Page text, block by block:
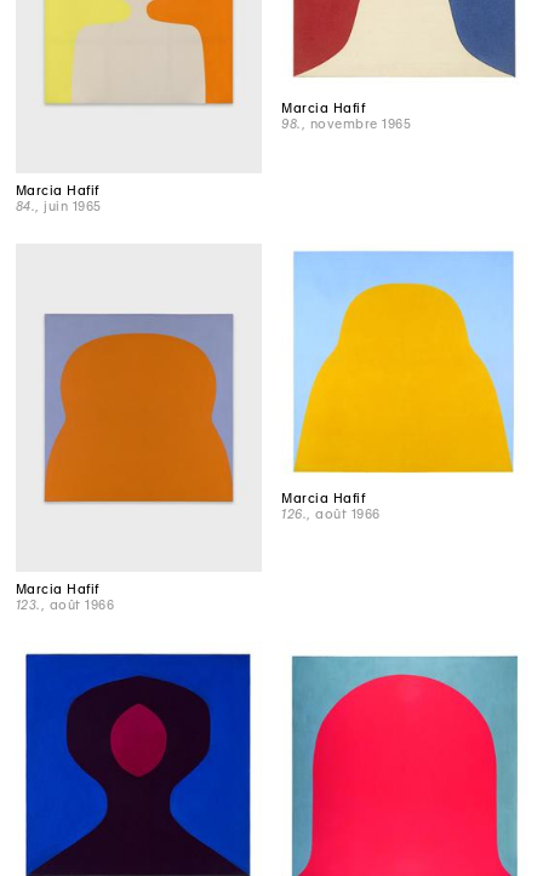
Marcia Hafif
84.
, juin 1965
Marcia Hafif
98.
, novembre 1965
Marcia Hafif
123.
, août 1966
Marcia Hafif
126.
, août 1966